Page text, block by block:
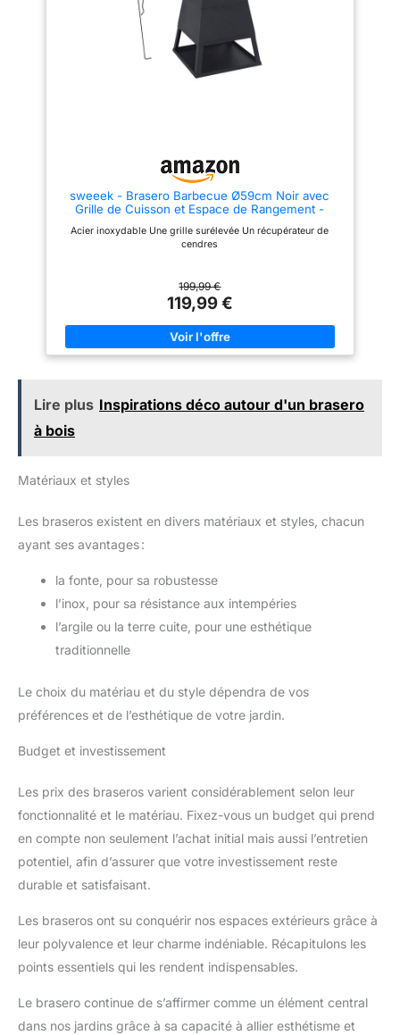
efficacement les projections. Le
tisonnier de qualité fourni
permet d'ajuster le feu sans
risque de brûlure. Ses quatre
pieds stables assurent une
géométriques dégage un
classique et tendance. Ses
formes arrondies et ses textures
parfaitement – que ce soit dans
brasero exterieur mesure 12 cm
pratique pour déposer épices,
boissons ou ustensiles pendant
le barbecue. Il allie habilement
température du plan de travail
pour éviter les brûlures)
【Accessoires complets】Ce
brasero exterieur est livré avec :
charbon (Ø 55 cm), 1 pare-
étincelles (Ø 55 cm), 1 grille à
de protection. Dimensions
poids net 9,8 kg. Assez
pour les barbecues en famille
ou les soirées entre amis.
【Entretien facile, montage
rapide】Ce brasero exterieur et
simplement à l'eau après
de la pluie et de la poussière,
montage selon la notice est
temps et d'effort.
surface de cuisson est
composée de deux grilles et
deux plaques de cuisson
entièrement démontables
séparément. Vous pouvez
chaleur sur toute la surface de
combustion au bois et au
charbon. Bonne ventilation du
cuisson savoureuse sans excès
nettoyage après utilisation. Bac
stable et maintenance simplifiée
pour une utilisation régulière en
extérieur.
sweeek - Brasero Barbecue Ø59cm Noir avec
Grille de Cuisson et Espace de Rangement -
Acier inoxydable Une grille surélevée Un récupérateur de
cendres
199,99 €
119,99 €
Lire plus Inspirations déco autour d'un brasero
à bois
Matériaux et styles
Les braseros existent en divers matériaux et styles, chacun
ayant ses avantages :
la fonte, pour sa robustesse
l’inox, pour sa résistance aux intempéries
l’argile ou la terre cuite, pour une esthétique
traditionnelle
Le choix du matériau et du style dépendra de vos
préférences et de l’esthétique de votre jardin.
Budget et investissement
Les prix des braseros varient considérablement selon leur
fonctionnalité et le matériau. Fixez-vous un budget qui prend
en compte non seulement l’achat initial mais aussi l’entretien
potentiel, afin d’assurer que votre investissement reste
durable et satisfaisant.
Les braseros ont su conquérir nos espaces extérieurs grâce à
leur polyvalence et leur charme indéniable. Récapitulons les
points essentiels qui les rendent indispensables.
Le brasero continue de s’affirmer comme un élément central
dans nos jardins grâce à sa capacité à allier esthétisme et